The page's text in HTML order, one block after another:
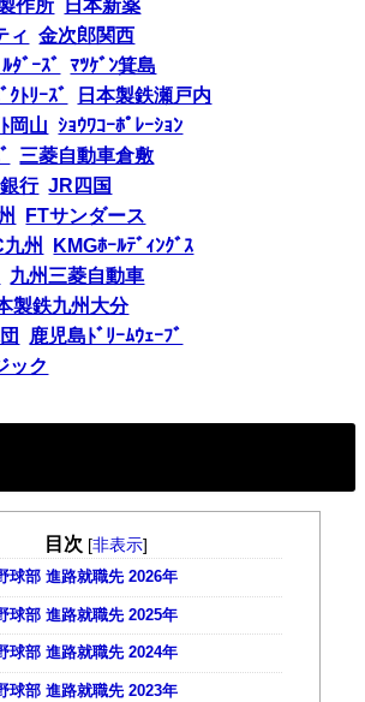
作所
日本新薬
ィ
金次郎関西
ﾀﾞｰｽﾞ
ﾏﾂｹﾞﾝ箕島
ｸﾄﾘｰｽﾞ
日本製鉄瀬戸内
岡山 ｼｮｳﾜｺｰﾎﾟﾚｰｼｮﾝ
三菱自動車倉敷
行 JR四国
FTサンダース
州
KMGﾎｰﾙﾃﾞｨﾝｸﾞｽ
九州三菱自動車
製鉄九州大分
鹿児島ﾄﾞﾘｰﾑｳｪｰﾌﾞ
ック
目次 [非表示]
球部 進路就職先 2026年
球部 進路就職先 2025年
球部 進路就職先 2024年
球部 進路就職先 2023年